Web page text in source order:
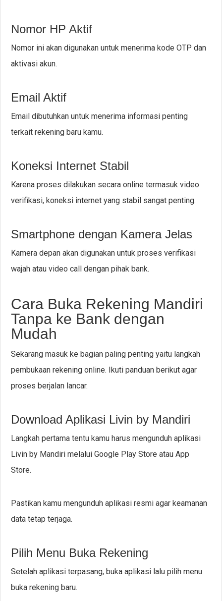
Nomor HP Aktif
Nomor ini akan digunakan untuk menerima kode OTP dan
aktivasi akun.
Email Aktif
Email dibutuhkan untuk menerima informasi penting
terkait rekening baru kamu.
Koneksi Internet Stabil
Karena proses dilakukan secara online termasuk video
verifikasi, koneksi internet yang stabil sangat penting.
Smartphone dengan Kamera Jelas
Kamera depan akan digunakan untuk proses verifikasi
wajah atau video call dengan pihak bank.
Cara Buka Rekening Mandiri
Tanpa ke Bank dengan
Mudah
Sekarang masuk ke bagian paling penting yaitu langkah
pembukaan rekening online. Ikuti panduan berikut agar
proses berjalan lancar.
Download Aplikasi Livin by Mandiri
Langkah pertama tentu kamu harus mengunduh aplikasi
Livin by Mandiri melalui Google Play Store atau App
Store.
Pastikan kamu mengunduh aplikasi resmi agar keamanan
data tetap terjaga.
Pilih Menu Buka Rekening
Setelah aplikasi terpasang, buka aplikasi lalu pilih menu
buka rekening baru.